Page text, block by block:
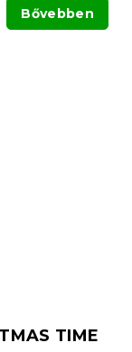
Bővebben
TIME